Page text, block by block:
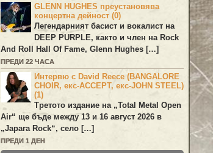
GLENN HUGHES преустановява
концертна дейност (0)
Легендарният басист и вокалист на
DEEP PURPLE, както и член на Rock
And Roll Hall Of Fame, Glenn Hughes […]
ПРЕДИ 22 ЧАСА
Интервю с David Reece (BANGALORE
CHOIR, екс-ACCEPT, екс-JOHN STEEL)
(1)
Третото издание на „Total Metal Open
Air“ ще бъде между 13 и 16 август 2026 в
„Japara Rock“, село […]
ПРЕДИ 1 ДЕН